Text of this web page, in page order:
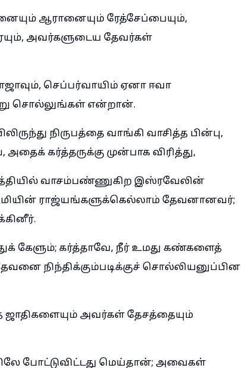
ஆரானையும் ரேத்சேப்பையும்,
அவர்களுடைய தேவர்கள்
செப்பர்வாயிம் ஏனா ஈவா
சொல்லுங்கள் என்றான்.
நிருபத்தை வாங்கி வாசித்த பின்பு,
கர்த்தருக்கு முன்பாக விரித்து,
வாசம்பண்ணுகிற இஸ்ரவேலின்
ராஜ்யங்களுக்கெல்லாம் தேவனானவர்;
கேளும்; கர்த்தாவே, நீர் உமது கண்களைத்
நிந்திக்கும்படிக்குச் சொல்லியனுப்பின
ஜாதிகளையும் அவர்கள் தேசத்தையும்
போட்டுவிட்டது மெய்தான்; அவைகள்